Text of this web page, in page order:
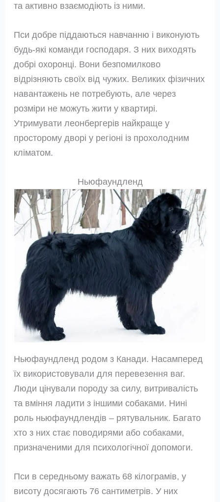
та активно взаємодіють із ними.
Пси добре піддаються навчанню і виконують
будь-які команди господаря. З них виходять
добрі охоронці. Вони безпомилково
відрізняють своїх від чужих. Великих фізичних
навантажень не потребують, але через
розміри не можуть жити у квартирі.
Утримувати леонбергерів найкраще у
просторому дворі у регіоні із прохолодним
кліматом.
Ньюфаундленд
Ньюфаундленд родом з Канади. Насамперед
їх використовували для перевезення ваг.
Люди цінували породу за силу, витривалість
та вміння ладити з іншими собаками. Нині
роль ньюфаундлендів – рятувальник. Багато
хто з них стає поводирями або собаками,
призначеними для психологічної допомоги.
Пси в середньому важать 68 кілограмів, у
висоту досягають 76 сантиметрів. У них